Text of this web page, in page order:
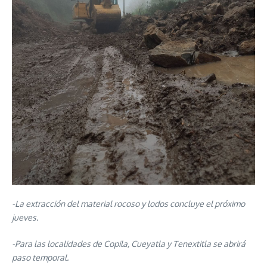
-La extracción del material rocoso y lodos concluye el próximo
jueves.
-Para las localidades de Copila, Cueyatla y Tenextitla se abrirá
paso temporal.